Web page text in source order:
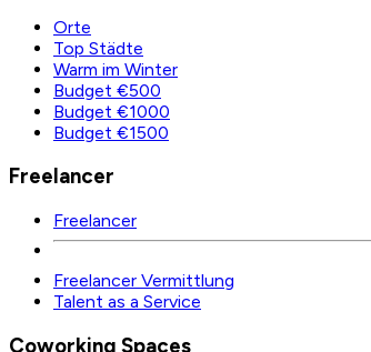
Orte
Top Städte
Warm im Winter
Budget €500
Budget €1000
Budget €1500
Freelancer
Freelancer
Freelancer Vermittlung
Talent as a Service
Coworking Spaces